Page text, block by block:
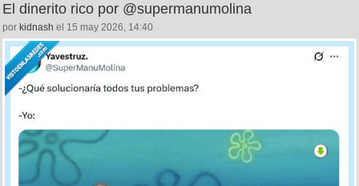
El dinerito rico por @supermanumolina
por kidnash el 15 may 2026, 14:40